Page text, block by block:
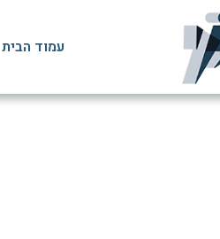
עמוד הבית